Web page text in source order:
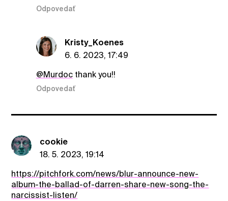
Odpovedať
Kristy_Koenes
6. 6. 2023, 17:49
@Murdocthank you!!
Odpovedať
cookie
18. 5. 2023, 19:14
https://pitchfork.com/news/blur-announce-new-
album-the-ballad-of-darren-share-new-song-the-
narcissist-listen/